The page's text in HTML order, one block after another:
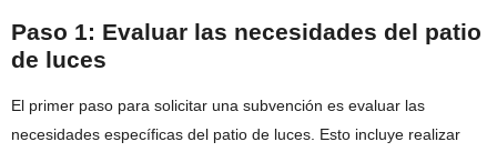
Paso 1: Evaluar las necesidades del patio
de luces
El primer paso para solicitar una subvención es evaluar las
necesidades específicas del patio de luces. Esto incluye realizar